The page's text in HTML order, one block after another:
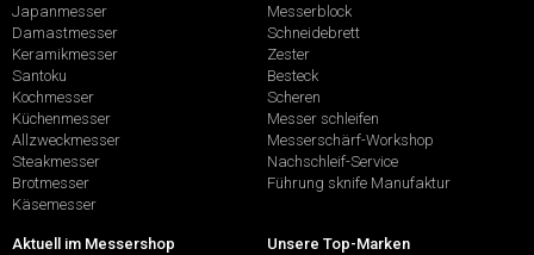
Japanmesser
Damastmesser
Keramikmesser
Santoku
Kochmesser
Küchenmesser
Allzweckmesser
Steakmesser
Brotmesser
Käsemesser
Messerblock
Schneidebrett
Zester
Besteck
Scheren
Messer schleifen
Messerschärf-Workshop
Nachschleif-Service
Führung sknife Manufaktur
Aktuell im Messershop Unsere Top-Marken